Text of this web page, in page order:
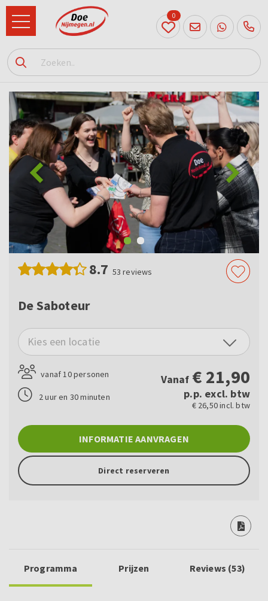
024
204
20 31
0
8.7 53 reviews
De Saboteur
Kies een locatie
vanaf 10 personen
2 uur en 30 minuten
Vanaf € 21,90
p.p. excl. btw
€ 26,50 incl. btw
INFORMATIE AANVRAGEN
Direct reserveren
Programma Prijzen Reviews (53)